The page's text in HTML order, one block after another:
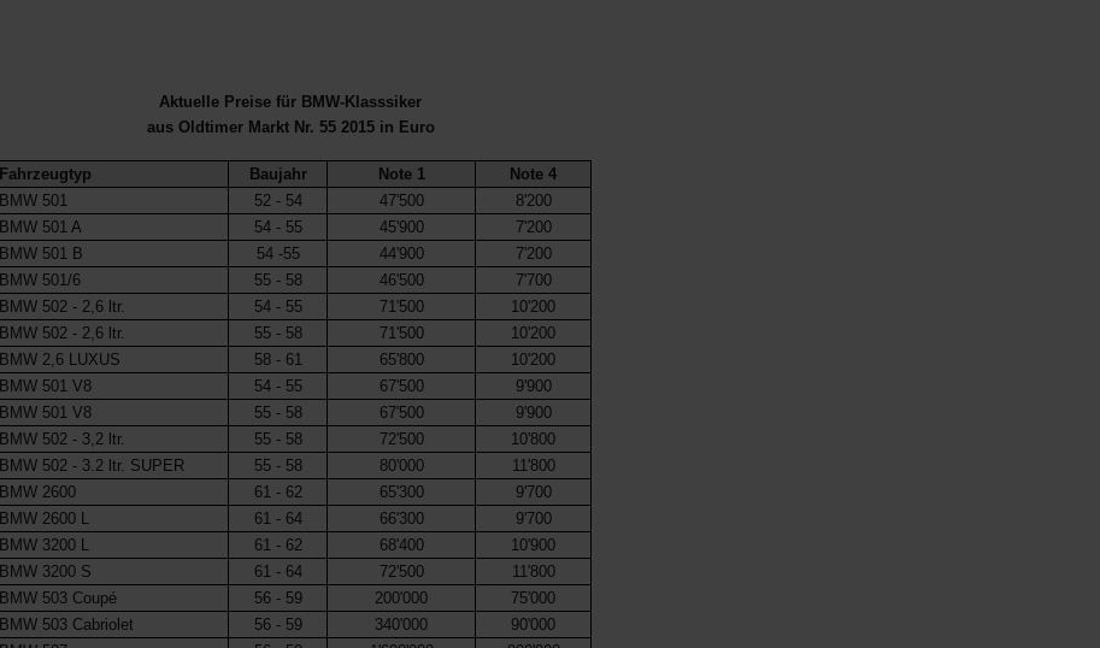
Aktuelle Preise für BMW-Klasssiker
aus Oldtimer Markt Nr. 55 2015 in Euro
Fahrzeugtyp Baujahr Note 1
Note 4
BMW 501
52 - 54 47'500
8'200
BMW 501 A
54 - 55 45'900
7'200
BMW 501 B
54 -55 44'900
7'200
BMW 501/6
55 - 58 46'500
7'700
BMW 502 - 2,6 ltr.
54 - 55 71'500
10'200
BMW 502 - 2,6 ltr.
55 - 58 71'500
10'200
BMW 2,6 LUXUS
58 - 61 65'800
10'200
BMW 501 V8 54 - 55 67'500
9'900
BMW 501 V8 55 - 58 67'500
9'900
BMW 502 - 3,2 ltr.
55 - 58 72'500
10'800
BMW 502 - 3.2 ltr. SUPER
55 - 58 80'000
11'800
BMW 2600
61 - 62 65'300
9'700
BMW 2600 L 61 - 64 66'300
9'700
BMW 3200 L
61 - 62 68'400
10'900
BMW 3200 S
61 - 64 72'500
11'800
BMW 503 Coupé
56 - 59 200'000
75'000
BMW 503 Cabriolet
56 - 59 340'000
90'000